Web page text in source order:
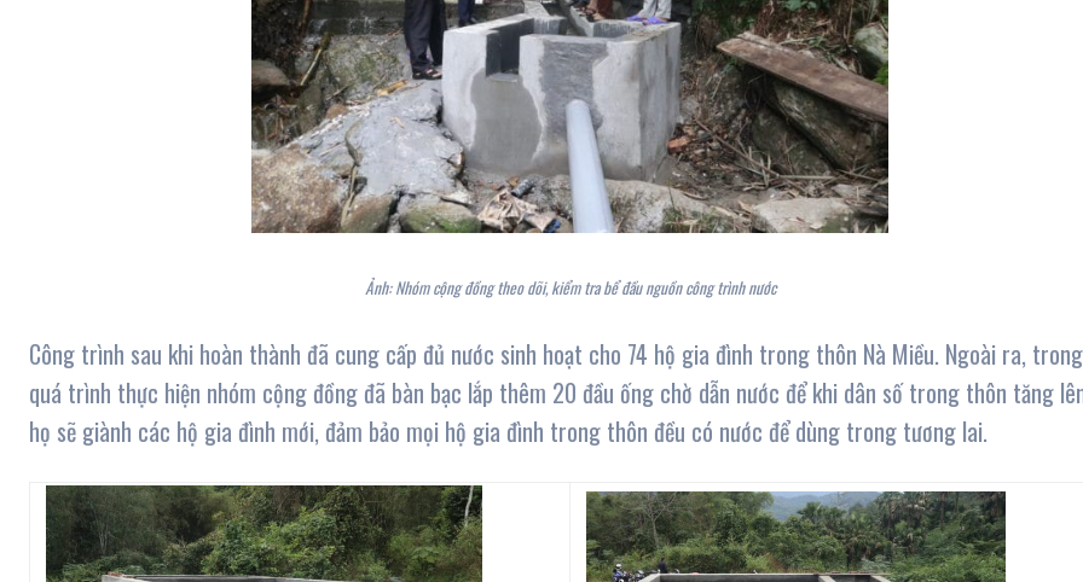
Ảnh: Nhóm cộng đồng theo dõi, kiểm tra bể đầu nguồn công trình nước
Công trình sau khi hoàn thành đã cung cấp đủ nước sinh hoạt cho 74 hộ gia đình trong thôn Nà Miều. Ngoài ra, trong
quá trình thực hiện nhóm cộng đồng đã bàn bạc lắp thêm 20 đầu ống chờ dẫn nước để khi dân số trong thôn tăng
họ sẽ giành các hộ gia đình mới, đảm bảo mọi hộ gia đình trong thôn đều có nước để dùng trong tương lai.